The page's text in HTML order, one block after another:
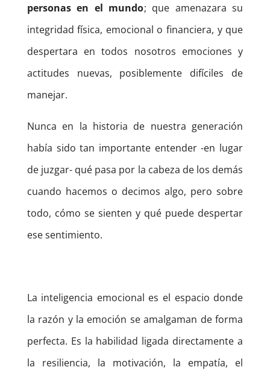
personas en el mundo; que amenazara su
integridad física, emocional o financiera, y que
despertara en todos nosotros emociones y
actitudes nuevas, posiblemente difíciles de
manejar.
Nunca en la historia de nuestra generación
había sido tan importante entender -en lugar
de juzgar- qué pasa por la cabeza de los demás
cuando hacemos o decimos algo, pero sobre
todo, cómo se sienten y qué puede despertar
ese sentimiento.
La inteligencia emocional es el espacio donde
la razón y la emoción se amalgaman de forma
perfecta. Es la habilidad ligada directamente a
la resiliencia, la motivación, la empatía, el